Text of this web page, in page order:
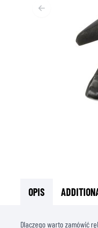
ODZIEŻ
TERMICZNA
TERMICZNE
SKARPETY
KAMIZELKI
OPIS
Dlaczego warto zamówić